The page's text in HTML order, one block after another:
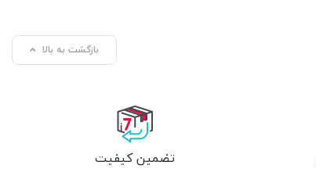
بازگشت به بالا
تضمین کیفیت